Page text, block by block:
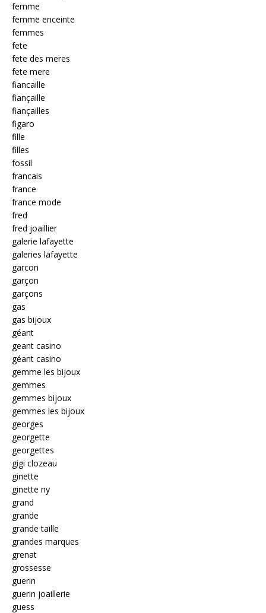
femme
femme enceinte
femmes
fete
fete des meres
fete mere
fiancaille
fiançaille
fiançailles
figaro
fille
filles
fossil
francais
france
france mode
fred
fred joaillier
galerie lafayette
galeries lafayette
garcon
garçon
garçons
gas
gas bijoux
géant
geant casino
géant casino
gemme les bijoux
gemmes
gemmes bijoux
gemmes les bijoux
georges
georgette
georgettes
gigi clozeau
ginette
ginette ny
grand
grande
grande taille
grandes marques
grenat
grossesse
guerin
guerin joaillerie
guess